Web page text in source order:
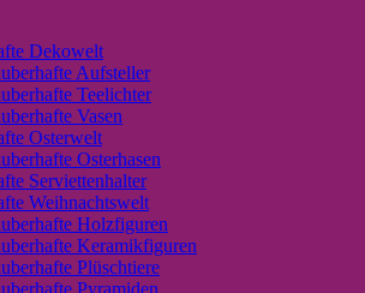
Dekowelt
Aufsteller
Teelichter
Vasen
Osterwelt
Osterhasen
Serviettenhalter
Weihnachtswelt
Holzfiguren
Keramikfiguren
Plüschtiere
Pyramiden